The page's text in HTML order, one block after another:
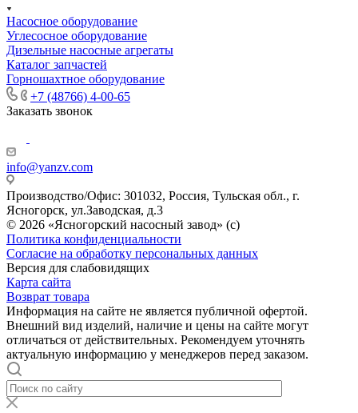
Насосное оборудование
Углесосное оборудование
Дизельные насосные агрегаты
Каталог запчастей
Горношахтное оборудование
+7 (48766) 4-00-65
Заказать звонок
info@yanzv.com
Производство/Офис: 301032, Россия, Тульская обл., г.
Ясногорск, ул.Заводская, д.3
© 2026 «Ясногорский насосный завод» (с)
Политика конфиденциальности
Согласие на обработку персональных данных
Версия для слабовидящих
Карта сайта
Возврат товара
Информация на сайте не является публичной офертой.
Внешний вид изделий, наличие и цены на сайте могут
отличаться от действительных. Рекомендуем уточнять
актуальную информацию у менеджеров перед заказом.